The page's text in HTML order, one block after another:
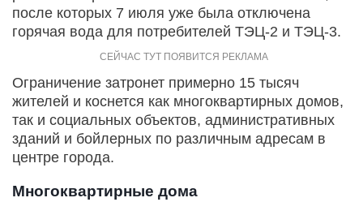
после которых 7 июля уже была отключена
горячая вода для потребителей ТЭЦ-2 и ТЭЦ-3.
Ограничение затронет примерно 15 тысяч
жителей и коснется как многоквартирных домов,
так и социальных объектов, административных
зданий и бойлерных по различным адресам в
центре города.
Многоквартирные дома